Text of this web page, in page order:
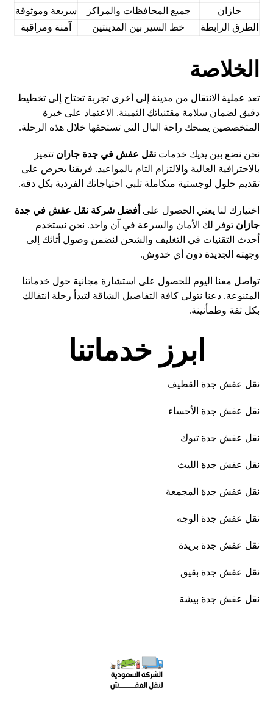
جازان
جميع المحافظات والمراكز
سريعة وموثوقة
الطرق الرابطة
خط السير بين المدينتين آمنة ومراقبة
الخلاصة
تعد عملية الانتقال من مدينة إلى أخرى تجربة تحتاج إلى تخطيط
دقيق لضمان سلامة مقتنياتك الثمينة. الاعتماد على خبرة
المتخصصين يمنحك راحة البال التي تستحقها خلال هذه الرحلة.
نحن نضع بين يديك خدماتنقل عفش في جدة جازان تتميز
بالاحترافية العالية والالتزام التام بالمواعيد. فريقنا يحرص على
تقديم حلول لوجستية متكاملة تلبي احتياجاتك الفردية بكل دقة.
اختيارك لنا يعني الحصول على أفضل شركة نقل عفش في جدة
جازان توفر لك الأمان والسرعة في آن واحد. نحن نستخدم
أحدث التقنيات في التغليف والشحن لنضمن وصول أثاثك إلى
وجهته الجديدة دون أي خدوش.
تواصل معنا اليوم للحصول على استشارة مجانية حول خدماتنا
المتنوعة. دعنا نتولى كافة التفاصيل الشاقة لتبدأ رحلة انتقالك
بكل ثقة وطمأنينة.
ابرز خدماتنا
نقل عفش جدة القطيف
نقل عفش جدة الأحساء
نقل عفش جدة تبوك
نقل عفش جدة الليث
نقل عفش جدة المجمعة
نقل عفش جدة الوجه
نقل عفش جدة بريدة
نقل عفش جدة بقيق
نقل عفش جدة بيشة